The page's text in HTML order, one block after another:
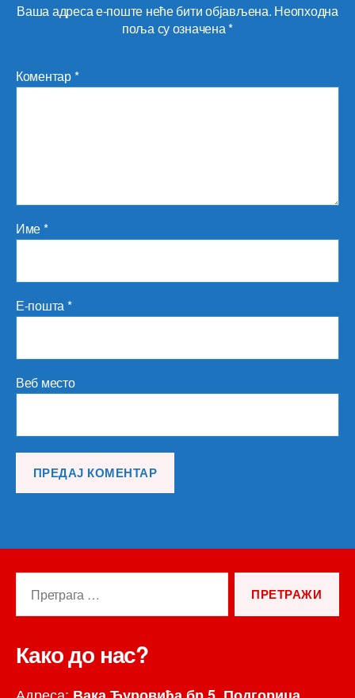
Ваша адреса е-поште неће бити објављена. Неопходна
поља су означена*
Коментар*
Име*
Е-пошта*
Веб место
Како до нас?